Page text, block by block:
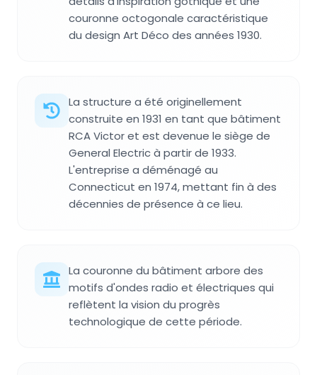
couronne octogonale caractéristique
du design Art Déco des années 1930.
La structure a été originellement
construite en 1931 en tant que bâtiment
RCA Victor et est devenue le siège de
General Electric à partir de 1933.
L'entreprise a déménagé au
Connecticut en 1974, mettant fin à des
décennies de présence à ce lieu.
La couronne du bâtiment arbore des
motifs d'ondes radio et électriques qui
reflètent la vision du progrès
technologique de cette période.